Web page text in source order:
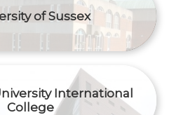
of Sussex
International
College